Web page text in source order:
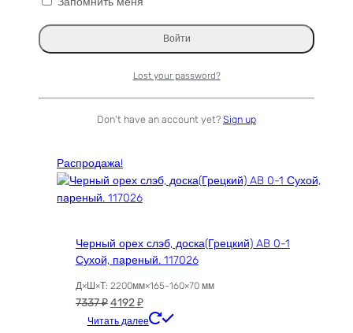
Грецкий орех Спил Vitla 118002
составляла
3488 ₽.
1903 ₽.
Распродажа
Распродажа!
Черный орех слэб, доска(Грецкий) AB 0-1
Сухой, пареный. 117026
Д×Ш×Т: 2200мм×165-160×70 мм
7337₽Первоначальная
цена
4192₽Текущая
цена:
Читать далее
Lost your password?
Don't have an account yet? Sign up